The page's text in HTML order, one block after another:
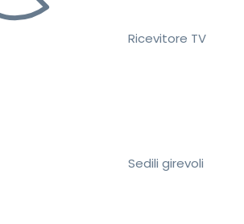
Ricevitore TV
Sedili girevoli